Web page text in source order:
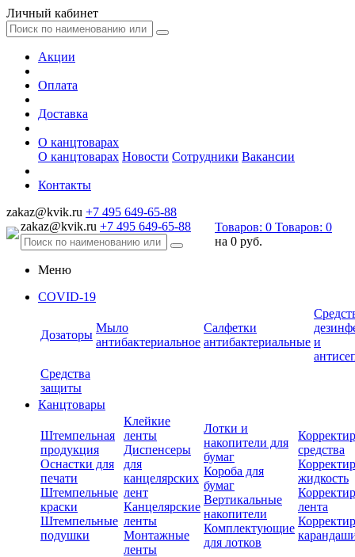
Личный кабинет
Акции
Оплата
Доставка
О канцтоварах
О канцтоварах Новости Сотрудники Вакансии
Контакты
zakaz@kvik.ru +7 495 649-65-88
zakaz@kvik.ru +7 495 649-65-88 Товаров: 0 Товаров: 0
на 0 руб.
Меню
COVID-19
Дозаторы
Мыло
антибактериальное
Салфетки
антибактериальные и
Средства
защиты
Канцтовары
Штемпельная
продукция
Оснастки для
печати
Штемпельные
краски
Штемпельные
подушки
Клейкие
ленты
Диспенсеры
для
канцелярских
лент
Канцелярские
ленты
Монтажные
ленты
Лотки и
накопители для
бумаг
Короба для
бумаг
Вертикальные
накопители
Комплектующие
для лотков
средства
жидкость
лента